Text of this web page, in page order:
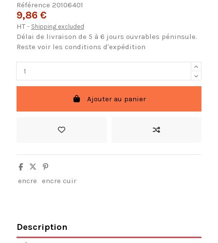
Référence 20106401
9,86 €
HT Shipping excluded
Délai de livraison de 5 à 6 jours ouvrables péninsule.
Reste voir les conditions d'expédition
Ajouter au panier
encre encre cuir
Description